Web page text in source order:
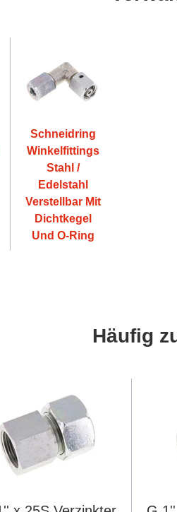
Schneidring
Winkelfittings
Stahl /
Edelstahl
Verstellbar Mit
Dichtkegel
Und O-Ring
Häufig